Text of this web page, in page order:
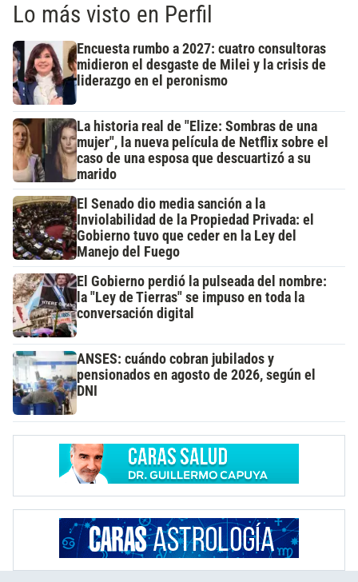
Lo más visto en Perfil
Encuesta rumbo a 2027: cuatro consultoras
midieron el desgaste de Milei y la crisis de
liderazgo en el peronismo
La historia real de "Elize: Sombras de una
mujer", la nueva película de Netflix sobre el
caso de una esposa que descuartizó a su
marido
El Senado dio media sanción a la
Inviolabilidad de la Propiedad Privada: el
Gobierno tuvo que ceder en la Ley del
Manejo del Fuego
El Gobierno perdió la pulseada del nombre:
la "Ley de Tierras" se impuso en toda la
conversación digital
ANSES: cuándo cobran jubilados y
pensionados en agosto de 2026, según el
DNI